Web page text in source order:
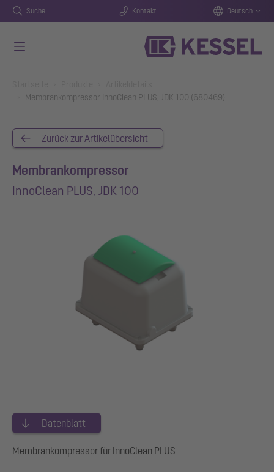
Suche Kontakt Deutsch
Membrankompressor InnoClean PLUS, JDK 100 (680469)
Zurück zur Artikelübersicht
Membrankompressor
InnoClean PLUS, JDK 100
Datenblatt
Membrankompressor für InnoClean PLUS